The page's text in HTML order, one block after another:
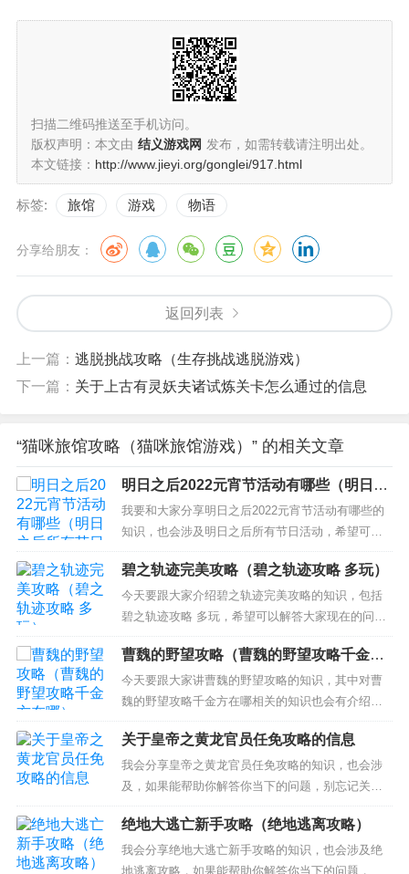
扫描二维码推送至手机访问。
版权声明：本文由 结义游戏网 发布，如需转载请注明出处。
本文链接： http://www.jieyi.org/gonglei/917.html
标签: 旅馆 游戏 物语
分享给朋友：
返回列表
上一篇： 逃脱挑战攻略（生存挑战逃脱游戏）
下一篇： 关于上古有灵妖夫诸试炼关卡怎么通过的信息
“猫咪旅馆攻略（猫咪旅馆游戏）” 的相关文章
明日之后2022元宵节活动有哪些（明日之
后所有节日活动）
我要和大家分享明日之后2022元宵节活动有哪些的
知识，也会涉及明日之后所有节日活动，希望可以
解决你现在的问题！ 本文目录一览： 1、2022年元
宵节活动方案 2、2022元宵节的活动方案 3、2022
年元宵节能做什么？元宵节有什么注意事项？ 4、2
022元宵节趣味游戏活动方案 5、...
碧之轨迹完美攻略（碧之轨迹攻略 多玩）
今天要跟大家介绍碧之轨迹完美攻略的知识，包括
碧之轨迹攻略 多玩，希望可以解答大家现在的问
题！本文目录一览： 1、碧之轨迹现在有没有比较完
美的攻略 2、碧之轨迹人物攻略 3、碧之轨迹图文攻
略 简介碧之轨迹图文攻略 碧之轨迹现在有没有比较
完美的攻略 1、轨迹系列目前是5部，剧情顺序是：
空之轨迹...
曹魏的野望攻略（曹魏的野望攻略千金方
在哪）
今天要跟大家讲曹魏的野望攻略的知识，其中对曹
魏的野望攻略千金方在哪相关的知识也会有介绍，
希望可以帮助大家解答当下的疑问！ 本文目录一
览： 1、曹魏的野望，这两个地方怎么过 2、吞食天
地曹魏野望最后诸葛亮怎么过 3、曹魏の野望1.8怎
么过 4、曹魏的野望七星石阵怎么过 曹魏的野望，
这两...
关于皇帝之黄龙官员任免攻略的信息
我会分享皇帝之黄龙官员任免攻略的知识，也会涉
及，如果能帮助你解答你当下的问题，别忘记关注
我们吧！ 本文目录一览： 1、古代官职任免升降？
2、史上一位很凶残的皇帝 古代官职任免升降？ 三
省六部”制出现以后，官员的升迁任免由吏部掌管。
官职的任免升迁常用以下词语：（1）拜。用一定的
绝地大逃亡新手攻略（绝地逃离攻略）
我会分享绝地大逃亡新手攻略的知识，也会涉及绝
地逃离攻略，如果能帮助你解答你当下的问题，别